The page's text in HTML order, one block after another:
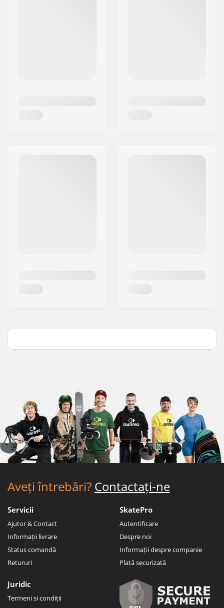
Aveți întrebări? Contactați-ne
Servicii
Ajutor & Contact
Informații livrare
Status comandă
Retururi
SkatePro
Autentificare
Despre noi
Informații despre companie
Plată securizată
Juridic
Termeni si condiții